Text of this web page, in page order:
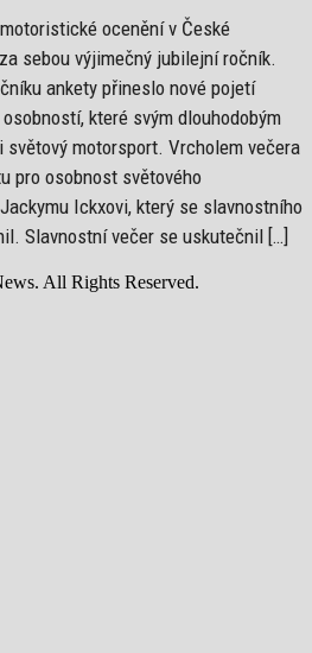
ocenění v České
sebou výjimečný jubilejní ročník.
ankety přineslo nové pojetí
které svým dlouhodobým
motorsport. Vrcholem večera
pro osobnost světového
Ickxovi, který se slavnostního
Slavnostní večer se uskutečnil […]
All Rights Reserved.